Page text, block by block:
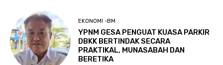
EKONOMI -BM
YPNM GESA PENGUAT KUASA PARKIR
DBKK BERTINDAK SECARA
PRAKTIKAL, MUNASABAH DAN
BERETIKA